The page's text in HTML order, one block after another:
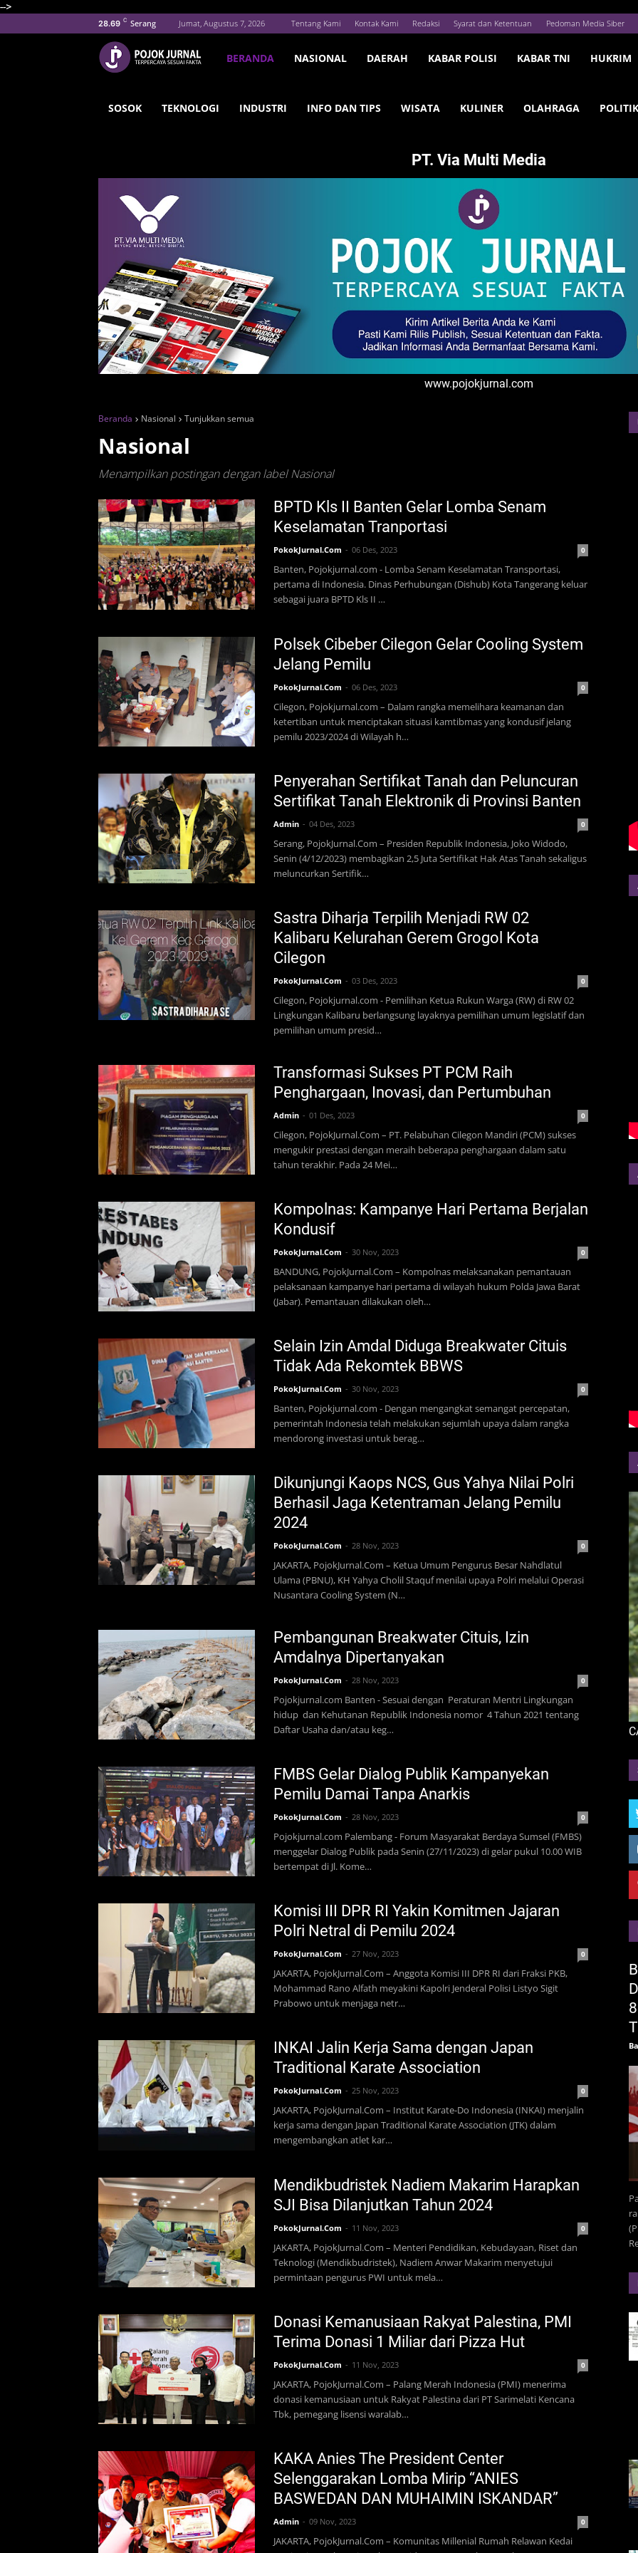
-->
28.69 C Serang Jumat, Augustus 7, 2026 Tentang Kami Kontak Kami Redaksi Syarat dan Ketentuan Pedoman Media Siber
BERANDA NASIONAL DAERAH KABAR POLISI KABAR TNI HUKRIM
SOSOK TEKNOLOGI INDUSTRI INFO DAN TIPS WISATA KULINER OLAHRAGA POLITIK
PT. Via Multi Media
www.pojokjurnal.com
Beranda Nasional Tunjukkan semua
Nasional
Menampilkan postingan dengan labelNasional
BPTD Kls II Banten Gelar Lomba Senam
Keselamatan Tranportasi
PokokJurnal.Com 06 Des, 2023 0
Banten, Pojokjurnal.com - Lomba Senam Keselamatan Transportasi,
pertama di Indonesia. Dinas Perhubungan (Dishub) Kota Tangerang keluar
sebagai juara BPTD Kls II …
Polsek Cibeber Cilegon Gelar Cooling System
Jelang Pemilu
PokokJurnal.Com 06 Des, 2023 0
Cilegon, Pojokjurnal.com – Dalam rangka memelihara keamanan dan
ketertiban untuk menciptakan situasi kamtibmas yang kondusif jelang
pemilu 2023/2024 di Wilayah h…
Penyerahan Sertifikat Tanah dan Peluncuran
Sertifikat Tanah Elektronik di Provinsi Banten
Admin 04 Des, 2023 0
Serang, PojokJurnal.Com – Presiden Republik Indonesia, Joko Widodo,
Senin (4/12/2023) membagikan 2,5 Juta Sertifikat Hak Atas Tanah sekaligus
meluncurkan Sertifik…
Sastra Diharja Terpilih Menjadi RW 02
Kalibaru Kelurahan Gerem Grogol Kota
Cilegon
PokokJurnal.Com 03 Des, 2023 0
Cilegon, Pojokjurnal.com - Pemilihan Ketua Rukun Warga (RW) di RW 02
Lingkungan Kalibaru berlangsung layaknya pemilihan umum legislatif dan
pemilihan umum presid…
Transformasi Sukses PT PCM Raih
Penghargaan, Inovasi, dan Pertumbuhan
Admin 01 Des, 2023 0
Cilegon, PojokJurnal.Com – PT. Pelabuhan Cilegon Mandiri (PCM) sukses
mengukir prestasi dengan meraih beberapa penghargaan dalam satu
tahun terakhir. Pada 24 Mei…
Kompolnas: Kampanye Hari Pertama Berjalan
Kondusif
PokokJurnal.Com 30 Nov, 2023 0
BANDUNG, PojokJurnal.Com – Kompolnas melaksanakan pemantauan
pelaksanaan kampanye hari pertama di wilayah hukum Polda Jawa Barat
(Jabar). Pemantauan dilakukan oleh…
Selain Izin Amdal Diduga Breakwater Cituis
Tidak Ada Rekomtek BBWS
PokokJurnal.Com 30 Nov, 2023 0
Banten, Pojokjurnal.com - Dengan mengangkat semangat percepatan,
pemerintah Indonesia telah melakukan sejumlah upaya dalam rangka
mendorong investasi untuk berag…
Dikunjungi Kaops NCS, Gus Yahya Nilai Polri
Berhasil Jaga Ketentraman Jelang Pemilu
2024
PokokJurnal.Com 28 Nov, 2023 0
JAKARTA, PojokJurnal.Com – Ketua Umum Pengurus Besar Nahdlatul
Ulama (PBNU), KH Yahya Cholil Staquf menilai upaya Polri melalui Operasi
Nusantara Cooling System (N…
Pembangunan Breakwater Cituis, Izin
Amdalnya Dipertanyakan
PokokJurnal.Com 28 Nov, 2023 0
Pojokjurnal.com Banten - Sesuai dengan Peraturan Mentri Lingkungan
hidup dan Kehutanan Republik Indonesia nomor 4 Tahun 2021 tentang
Daftar Usaha dan/atau keg…
FMBS Gelar Dialog Publik Kampanyekan
Pemilu Damai Tanpa Anarkis
PokokJurnal.Com 28 Nov, 2023 0
Pojokjurnal.com Palembang - Forum Masyarakat Berdaya Sumsel (FMBS)
menggelar Dialog Publik pada Senin (27/11/2023) di gelar pukul 10.00 WIB
bertempat di Jl. Kome…
Komisi III DPR RI Yakin Komitmen Jajaran
Polri Netral di Pemilu 2024
PokokJurnal.Com 27 Nov, 2023 0
JAKARTA, PojokJurnal.Com – Anggota Komisi III DPR RI dari Fraksi PKB,
Mohammad Rano Alfath meyakini Kapolri Jenderal Polisi Listyo Sigit
Prabowo untuk menjaga netr…
INKAI Jalin Kerja Sama dengan Japan
Traditional Karate Association
PokokJurnal.Com 25 Nov, 2023 0
JAKARTA, PojokJurnal.Com – Institut Karate-Do Indonesia (INKAI) menjalin
kerja sama dengan Japan Traditional Karate Association (JTK) dalam
mengembangkan atlet kar…
Mendikbudristek Nadiem Makarim Harapkan
SJI Bisa Dilanjutkan Tahun 2024
PokokJurnal.Com 11 Nov, 2023 0
JAKARTA, PojokJurnal.Com – Menteri Pendidikan, Kebudayaan, Riset dan
Teknologi (Mendikbudristek), Nadiem Anwar Makarim menyetujui
permintaan pengurus PWI untuk mela…
Donasi Kemanusiaan Rakyat Palestina, PMI
Terima Donasi 1 Miliar dari Pizza Hut
PokokJurnal.Com 11 Nov, 2023 0
JAKARTA, PojokJurnal.Com – Palang Merah Indonesia (PMI) menerima
donasi kemanusiaan untuk Rakyat Palestina dari PT Sarimelati Kencana
Tbk, pemegang lisensi waralab…
KAKA Anies The President Center
Selenggarakan Lomba Mirip “ANIES
BASWEDAN DAN MUHAIMIN ISKANDAR”
Admin 09 Nov, 2023 0
JAKARTA, PojokJurnal.Com – Komunitas Millenial Rumah Relawan Kedai